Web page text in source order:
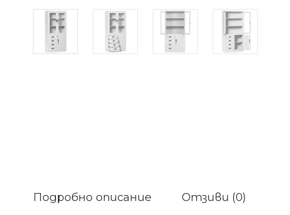
Подробно описание Отзиви (0)